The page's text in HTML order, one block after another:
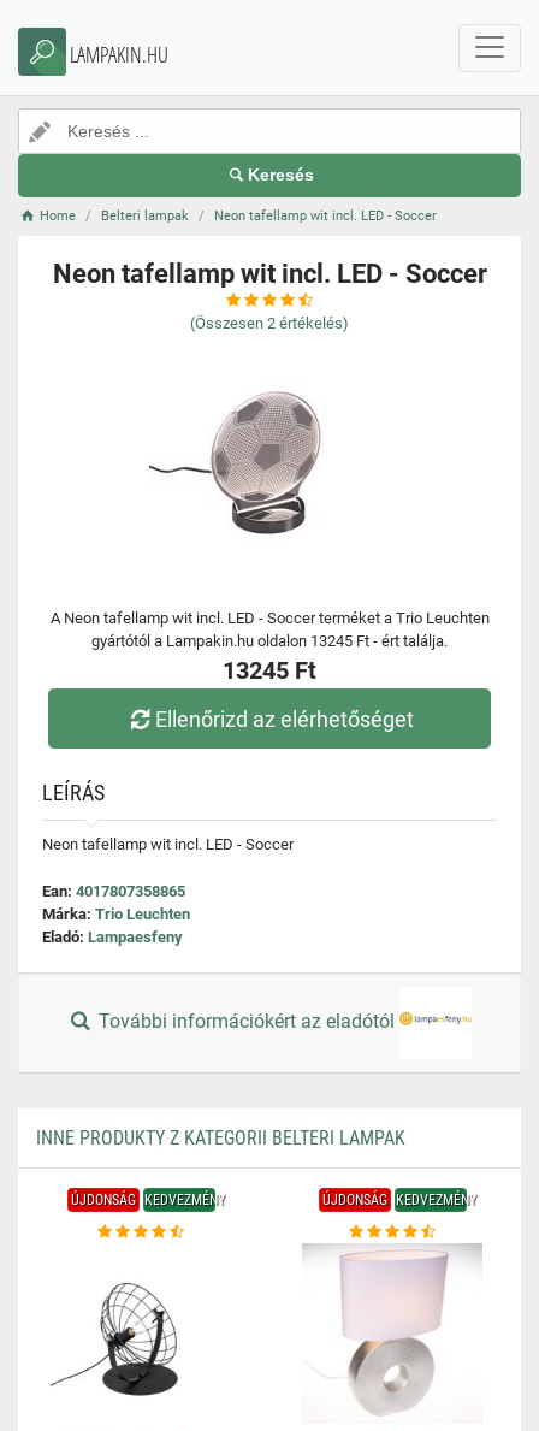
LAMPAKIN.HU
Keresés
Home Belteri lampak Neon tafellamp wit incl. LED - Soccer
Neon tafellamp wit incl. LED - Soccer
(Összesen 2 értékelés)
A Neon tafellamp wit incl. LED - Soccer terméket a Trio Leuchten
gyártótól a Lampakin.hu oldalon 13245 Ft - ért találja.
13245 Ft
Ellenőrizd az elérhetőséget
LEÍRÁS
Neon tafellamp wit incl. LED - Soccer
Ean: 4017807358865
Márka: Trio Leuchten
Eladó: Lampaesfeny
További információkért az eladótól
INNE PRODUKTY Z KATEGORII BELTERI LAMPAK
ÚJDONSÁG KEDVEZMÉNY ÚJDONSÁG KEDVEZMÉNY